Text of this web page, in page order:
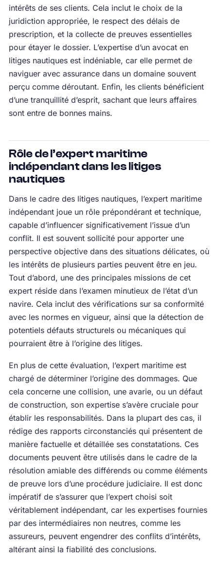
intérêts de ses clients. Cela inclut le choix de la
juridiction appropriée, le respect des délais de
prescription, et la collecte de preuves essentielles
pour étayer le dossier. L’expertise d’un avocat en
litiges nautiques est indéniable, car elle permet de
naviguer avec assurance dans un domaine souvent
perçu comme déroutant. Enfin, les clients bénéficient
d’une tranquillité d’esprit, sachant que leurs affaires
sont entre de bonnes mains.
Rôle de l’expert maritime
indépendant dans les litiges
nautiques
Dans le cadre des litiges nautiques, l’expert maritime
indépendant joue un rôle prépondérant et technique,
capable d’influencer significativement l’issue d’un
conflit. Il est souvent sollicité pour apporter une
perspective objective dans des situations délicates, où
les intérêts de plusieurs parties peuvent être en jeu.
Tout d’abord, une des principales missions de cet
expert réside dans l’examen minutieux de l’état d’un
navire. Cela inclut des vérifications sur sa conformité
avec les normes en vigueur, ainsi que la détection de
potentiels défauts structurels ou mécaniques qui
pourraient être à l’origine des litiges.
En plus de cette évaluation, l’expert maritime est
chargé de déterminer l’origine des dommages. Que
cela concerne une collision, une avarie, ou un défaut
de construction, son expertise s’avère cruciale pour
établir les responsabilités. Dans la plupart des cas, il
rédige des rapports circonstanciés qui présentent de
manière factuelle et détaillée ses constatations. Ces
documents peuvent être utilisés dans le cadre de la
résolution amiable des différends ou comme éléments
de preuve lors d’une procédure judiciaire. Il est donc
impératif de s’assurer que l’expert choisi soit
véritablement indépendant, car les expertises fournies
par des intermédiaires non neutres, comme les
assureurs, peuvent engendrer des conflits d’intérêts,
altérant ainsi la fiabilité des conclusions.